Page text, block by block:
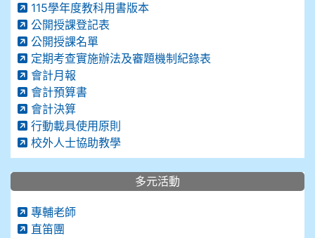
115學年度教科用書版本
公開授課登記表
公開授課名單
定期考查實施辦法及審題機制紀錄表
會計月報
會計預算書
會計決算
行動載具使用原則
校外人士協助教學
多元活動
專輔老師
直笛團